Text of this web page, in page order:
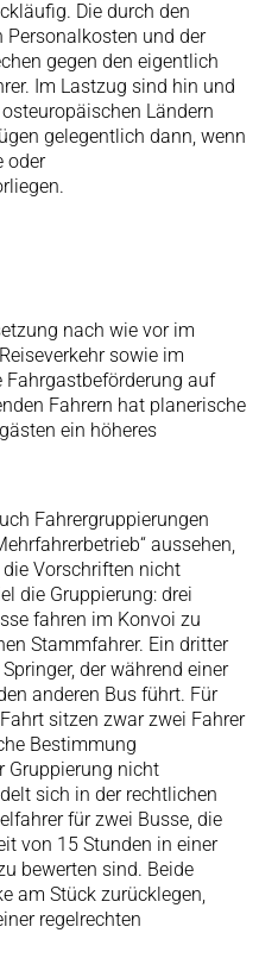
Die durch den
Personalkosten und der
gegen den eigentlich
Im Lastzug sind hin und
Ländern
gelegentlich dann, wenn
oder
nach wie vor im
sowie im
Fahrgastbeförderung auf
Fahrern hat planerische
ein höheres
Fahrergruppierungen
aussehen,
Vorschriften nicht
die Gruppierung: drei
fahren im Konvoi zu
Stammfahrer. Ein dritter
der während einer
anderen Bus führt. Für
sitzen zwar zwei Fahrer
Bestimmung
Gruppierung nicht
sich in der rechtlichen
für zwei Busse, die
von 15 Stunden in einer
bewerten sind. Beide
am Stück zurücklegen,
regelrechten